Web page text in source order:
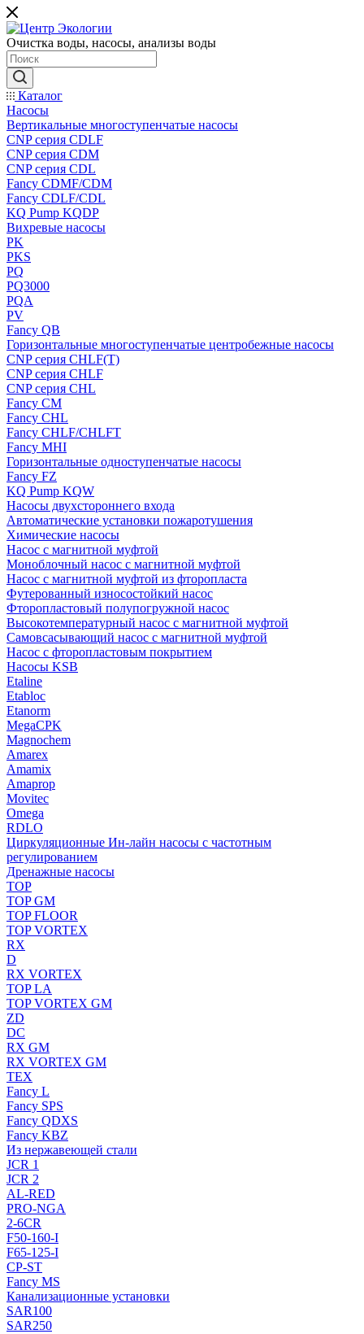
Очистка воды, насосы, анализы воды
Каталог
Насосы
Вертикальные многоступенчатые насосы
CNP серия CDLF
CNP серия CDM
CNP серия CDL
Fancy CDMF/CDM
Fancy CDLF/CDL
KQ Pump KQDP
Вихревые насосы
PK
PKS
PQ
PQ3000
PQA
PV
Fancy QB
Горизонтальные многоступенчатые центробежные насосы
CNP серия CHLF(T)
CNP серия CHLF
CNP серия CHL
Fancy CM
Fancy CHL
Fancy CHLF/CHLFT
Fancy MHI
Горизонтальные одноступенчатые насосы
Fancy FZ
KQ Pump KQW
Насосы двухстороннего входа
Автоматические установки пожаротушения
Химические насосы
Насос с магнитной муфтой
Моноблочный насос с магнитной муфтой
Насос с магнитной муфтой из фторопласта
Футерованный износостойкий насос
Фторопластовый полупогружной насос
Высокотемпературный насос с магнитной муфтой
Самовсасывающий насос с магнитной муфтой
Насос с фторопластовым покрытием
Насосы KSB
Etaline
Etabloc
Etanorm
MegaCPK
Magnochem
Amarex
Amamix
Amaprop
Movitec
Omega
RDLO
Циркуляционные Ин-лайн насосы с частотным
регулированием
Дренажные насосы
TOP
TOP GM
TOP FLOOR
TOP VORTEX
RX
D
RX VORTEX
TOP LA
TOP VORTEX GM
ZD
DC
RX GM
RX VORTEX GM
TEX
Fancy L
Fancy SPS
Fancy QDXS
Fancy KBZ
Из нержавеющей стали
JCR 1
JCR 2
AL-RED
PRO-NGA
2-6CR
F50-160-I
F65-125-I
CP-ST
Fancy MS
Канализационные установки
SAR100
SAR250